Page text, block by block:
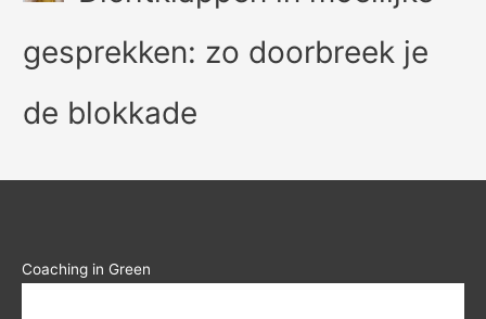
gesprekken: zo doorbreek je
de blokkade
Coaching in Green